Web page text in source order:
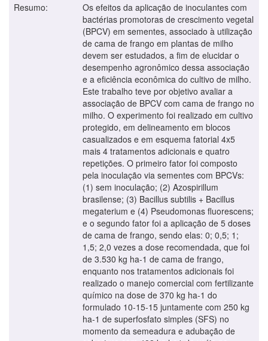
Resumo:
Os efeitos da aplicação de inoculantes com
bactérias promotoras de crescimento vegetal
(BPCV) em sementes, associado à utilização
de cama de frango em plantas de milho
devem ser estudados, a fim de elucidar o
desempenho agronômico dessa associação
e a eficiência econômica do cultivo de milho.
Este trabalho teve por objetivo avaliar a
associação de BPCV com cama de frango no
milho. O experimento foi realizado em cultivo
protegido, em delineamento em blocos
casualizados e em esquema fatorial 4x5
mais 4 tratamentos adicionais e quatro
repetições. O primeiro fator foi composto
pela inoculação via sementes com BPCVs:
(1) sem inoculação; (2) Azospirillum
brasilense; (3) Bacillus subtilis + Bacillus
megaterium e (4) Pseudomonas fluorescens;
e o segundo fator foi a aplicação de 5 doses
de cama de frango, sendo elas: 0; 0,5; 1;
1,5; 2,0 vezes a dose recomendada, que foi
de 3.530 kg ha-1 de cama de frango,
enquanto nos tratamentos adicionais foi
realizado o manejo comercial com fertilizante
químico na dose de 370 kg ha-1 do
formulado 10-15-15 juntamente com 250 kg
ha-1 de superfosfato simples (SFS) no
momento da semeadura e adubação de